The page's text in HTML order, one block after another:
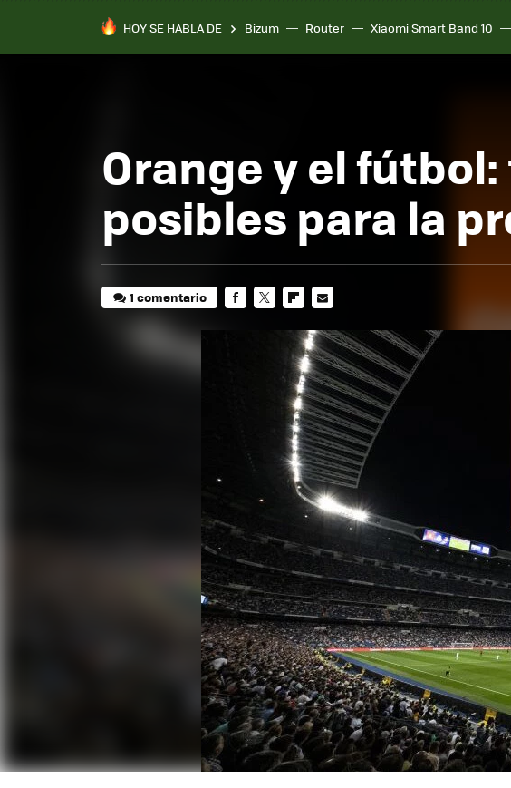
HOY SE HABLA DE Bizum Router Xiaomi Smart Band 10
Orange y el
posibles para la
1 comentario
MAIL